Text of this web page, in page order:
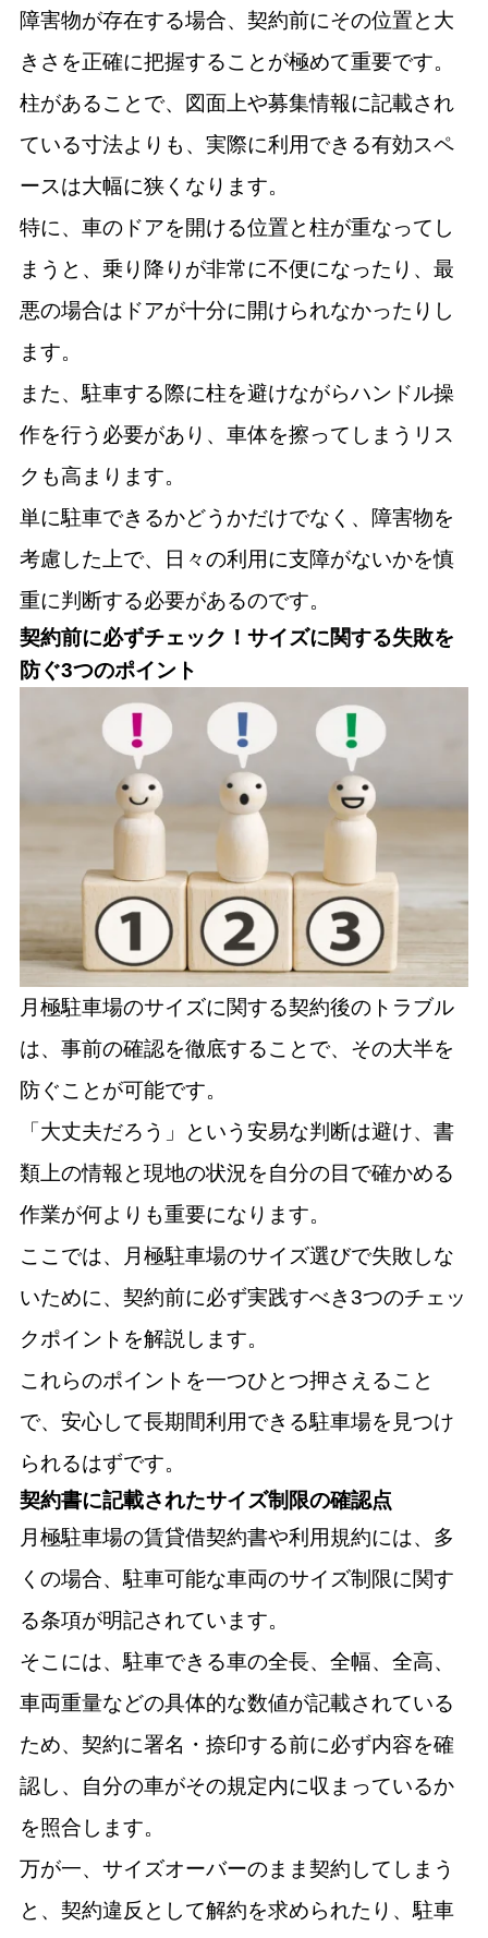
障害物が存在する場合、契約前にその位置と大
きさを正確に把握することが極めて重要です。
柱があることで、図面上や募集情報に記載され
ている寸法よりも、実際に利用できる有効スペ
ースは大幅に狭くなります。
特に、車のドアを開ける位置と柱が重なってし
まうと、乗り降りが非常に不便になったり、最
悪の場合はドアが十分に開けられなかったりし
ます。
また、駐車する際に柱を避けながらハンドル操
作を行う必要があり、車体を擦ってしまうリス
クも高まります。
単に駐車できるかどうかだけでなく、障害物を
考慮した上で、日々の利用に支障がないかを慎
重に判断する必要があるのです。
契約前に必ずチェック！サイズに関する失敗を
防ぐ3つのポイント
月極駐車場のサイズに関する契約後のトラブル
は、事前の確認を徹底することで、その大半を
防ぐことが可能です。
「大丈夫だろう」という安易な判断は避け、書
類上の情報と現地の状況を自分の目で確かめる
作業が何よりも重要になります。
ここでは、月極駐車場のサイズ選びで失敗しな
いために、契約前に必ず実践すべき3つのチェッ
クポイントを解説します。
これらのポイントを一つひとつ押さえること
で、安心して長期間利用できる駐車場を見つけ
られるはずです。
契約書に記載されたサイズ制限の確認点
月極駐車場の賃貸借契約書や利用規約には、多
くの場合、駐車可能な車両のサイズ制限に関す
る条項が明記されています。
そこには、駐車できる車の全長、全幅、全高、
車両重量などの具体的な数値が記載されている
ため、契約に署名・捺印する前に必ず内容を確
認し、自分の車がその規定内に収まっているか
を照合します。
万が一、サイズオーバーのまま契約してしまう
と、契約違反として解約を求められたり、駐車